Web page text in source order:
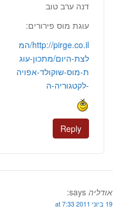
דנה ערב טוב
עוגת מוס פירורים:
http://pirge.co.il/המ
לצת-היום/מתכון-עוג
ת-מוס-שוקולד-אפויה
-לקטגוריה-ה
Reply
אודליה says:
19 ביוני 2011 at 7:33